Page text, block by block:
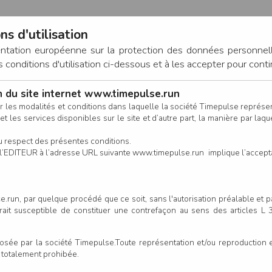
CONNEXION
CALENDRIER RÉSULTATS
d'utilisation
européenne sur la protection des données
conditions d'utilisation ci-dessous et à les accepter pour
du site internet www.timepulse.run
modalités et conditions dans laquelle la société Timepulse
les services disponibles sur le site et d’autre part, la manière par
respect des présentes conditions.
à l’adresse URL suivante www.timepulse.run implique
par quelque procédé que ce soit, sans l'autorisation préalable et
susceptible de constituer une contrefaçon au sens des articles
par la société Timepulse.Toute représentation et/ou
prohibée.